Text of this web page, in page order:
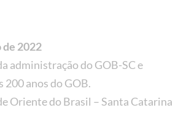
de 2022
administração do GOB-SC e
200 anos do GOB.
Oriente do Brasil – Santa Catarina